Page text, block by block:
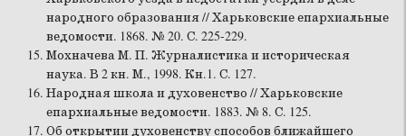
народного образования // Харьковские епархиальные
ведомости. 1868. № 20. С. 225-229.
Мохначева М. П. Журналистика и историческая
наука. В 2 кн. М., 1998. Кн.1. С. 127.
Народная школа и духовенство // Харьковские
епархиальные ведомости. 1883. № 8. С. 125.
Об открытии духовенству способов ближайшего